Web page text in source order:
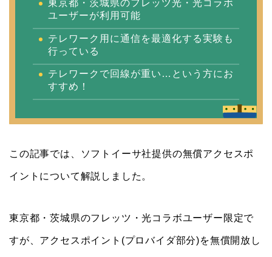
東京都・茨城県のフレッツ光・光コラボ
ユーザーが利用可能
テレワーク用に通信を最適化する実験も
行っている
テレワークで回線が重い…という方にお
すすめ！
この記事では、ソフトイーサ社提供の無償アクセスポ
イントについて解説しました。
東京都・茨城県のフレッツ・光コラボユーザー限定で
すが、アクセスポイント(プロバイダ部分)を無償開放し